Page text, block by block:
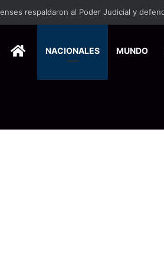
HOMENACIONALES MUNDO